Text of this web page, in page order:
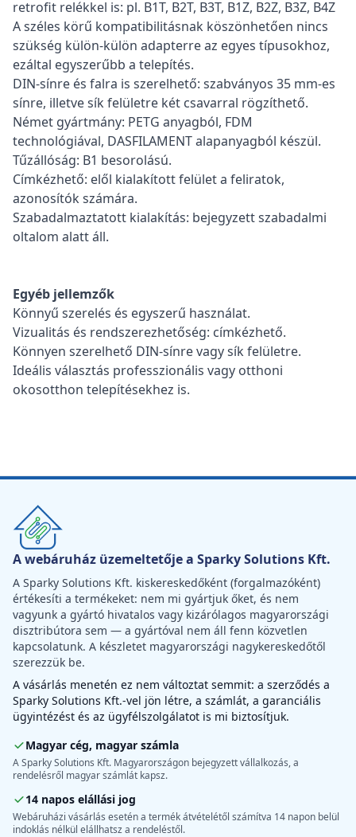
retrofit relékkel is: pl. B1T, B2T, B3T, B1Z, B2Z, B3Z, B4Z
A széles körű kompatibilitásnak köszönhetően nincs
szükség külön-külön adapterre az egyes típusokhoz,
ezáltal egyszerűbb a telepítés.
DIN-sínre és falra is szerelhető: szabványos 35 mm-es
sínre, illetve sík felületre két csavarral rögzíthető.
Német gyártmány: PETG anyagból, FDM
technológiával, DASFILAMENT alapanyagból készül.
Tűzállóság: B1 besorolású.
Címkézhető: elől kialakított felület a feliratok,
azonosítók számára.
Szabadalmaztatott kialakítás: bejegyzett szabadalmi
oltalom alatt áll.
Egyéb jellemzők
Könnyű szerelés és egyszerű használat.
Vizualitás és rendszerezhetőség: címkézhető.
Könnyen szerelhető DIN-sínre vagy sík felületre.
Ideális választás professzionális vagy otthoni
okosotthon telepítésekhez is.
A webáruház üzemeltetője a Sparky Solutions Kft.
A Sparky Solutions Kft. kiskereskedőként (forgalmazóként)
értékesíti a termékeket: nem mi gyártjuk őket, és nem
vagyunk a gyártó hivatalos vagy kizárólagos magyarországi
disztribútora sem — a gyártóval nem áll fenn közvetlen
kapcsolatunk. A készletet magyarországi nagykereskedőtől
szerezzük be.
A vásárlás menetén ez nem változtat semmit: a szerződés a
Sparky Solutions Kft.-vel jön létre, a számlát, a garanciális
ügyintézést és az ügyfélszolgálatot is mi biztosítjuk.
Magyar cég, magyar számla
A Sparky Solutions Kft. Magyarországon bejegyzett vállalkozás, a
rendelésről magyar számlát kapsz.
14 napos elállási jog
Webáruházi vásárlás esetén a termék átvételétől számítva 14 napon belül
indoklás nélkül elállhatsz a rendeléstől.